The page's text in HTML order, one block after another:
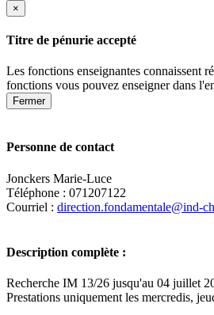
×
Titre de pénurie accepté
Les fonctions enseignantes connaissent
fonctions vous pouvez enseigner dans
Fermer
Personne de contact
Jonckers Marie-Luce
Téléphone : 071207122
Courriel : direction.fondamentale@ind-
Description complète :
Recherche IM 13/26 jusqu'au 04 juillet
Prestations uniquement les mercredis,